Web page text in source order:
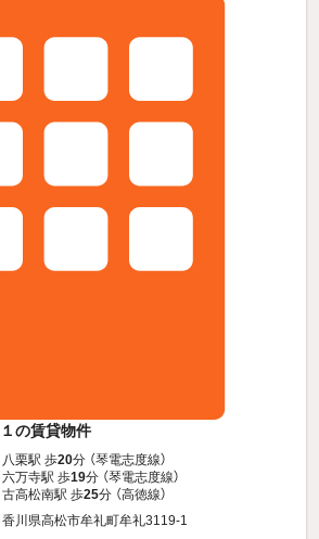
の賃貸物件
八栗駅 歩20分 （琴電志度線）
六万寺駅 歩19分 （琴電志度線）
古高松南駅 歩25分 （高徳線）
香川県高松市牟礼町牟礼3119-1